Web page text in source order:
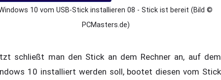
10 vom USB-Stick installieren 08 - Stick ist bereit (Bild ©
PCMasters.de)
schließt man den Stick an dem Rechner an, auf dem
10 installiert werden soll, bootet diesen vom Stick